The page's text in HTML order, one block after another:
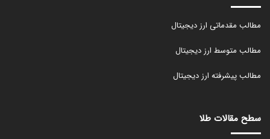
مطالب مقدماتی ارز دیجیتال
مطالب متوسط ارز دیجیتال
مطالب پیشرفته ارز دیجیتال
سطح مقالات طلا